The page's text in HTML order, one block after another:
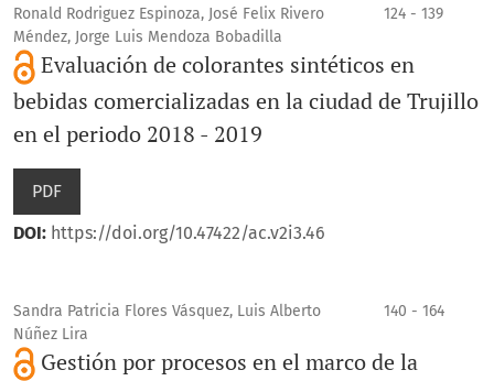
Ronald Rodriguez Espinoza, José Felix Rivero
Méndez, Jorge Luis Mendoza Bobadilla
124 - 139
Evaluación de colorantes sintéticos en
bebidas comercializadas en la ciudad de Trujillo
en el periodo 2018 - 2019
PDF
DOI: https://doi.org/10.47422/ac.v2i3.46
Sandra Patricia Flores Vásquez, Luis Alberto
Núñez Lira
140 - 164
Gestión por procesos en el marco de la